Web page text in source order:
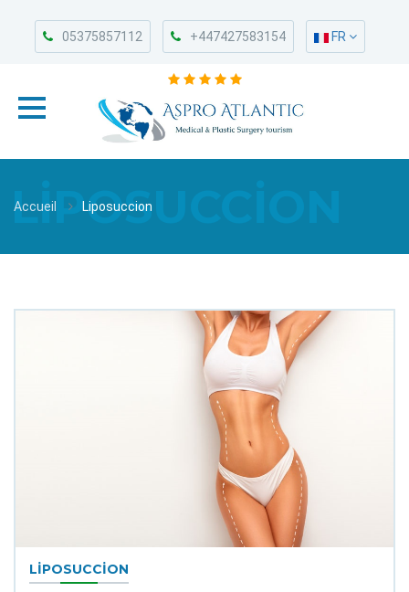
05375857112 +447427583154 FR
LIPOSUCCION
Accueil Liposuccion
LIPOSUCCION